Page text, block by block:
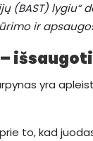
(BAST) lygiu“
ir
yra
to, kad